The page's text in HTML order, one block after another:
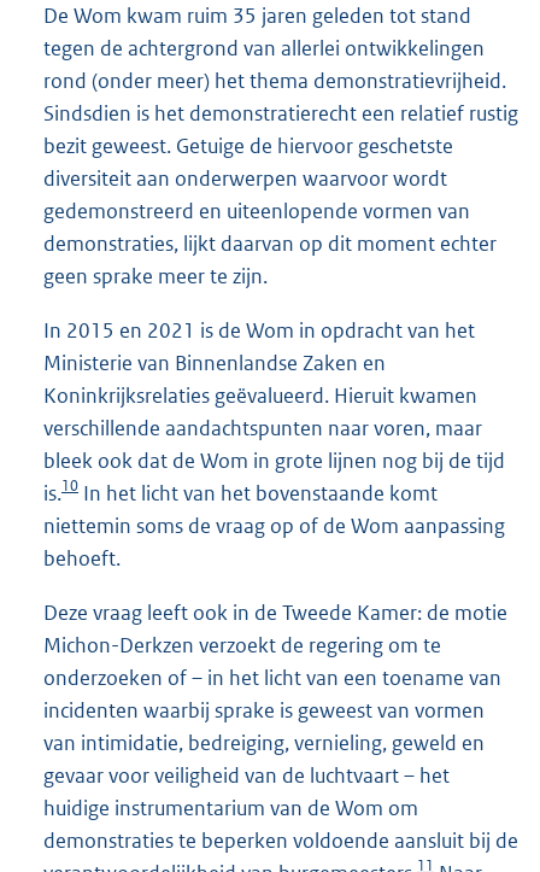
De Wom kwam ruim 35 jaren geleden tot stand
tegen de achtergrond van allerlei ontwikkelingen
rond (onder meer) het thema demonstratievrijheid.
Sindsdien is het demonstratierecht een relatief rustig
bezit geweest. Getuige de hiervoor geschetste
diversiteit aan onderwerpen waarvoor wordt
gedemonstreerd en uiteenlopende vormen van
demonstraties, lijkt daarvan op dit moment echter
geen sprake meer te zijn.
In 2015 en 2021 is de Wom in opdracht van het
Ministerie van Binnenlandse Zaken en
Koninkrijksrelaties geëvalueerd. Hieruit kwamen
verschillende aandachtspunten naar voren, maar
bleek ook dat de Wom in grote lijnen nog bij de tijd
is.10 In het licht van het bovenstaande komt
niettemin soms de vraag op of de Wom aanpassing
behoeft.
Deze vraag leeft ook in de Tweede Kamer: de motie
Michon-Derkzen verzoekt de regering om te
onderzoeken of – in het licht van een toename van
incidenten waarbij sprake is geweest van vormen
van intimidatie, bedreiging, vernieling, geweld en
gevaar voor veiligheid van de luchtvaart – het
huidige instrumentarium van de Wom om
demonstraties te beperken voldoende aansluit bij de
11